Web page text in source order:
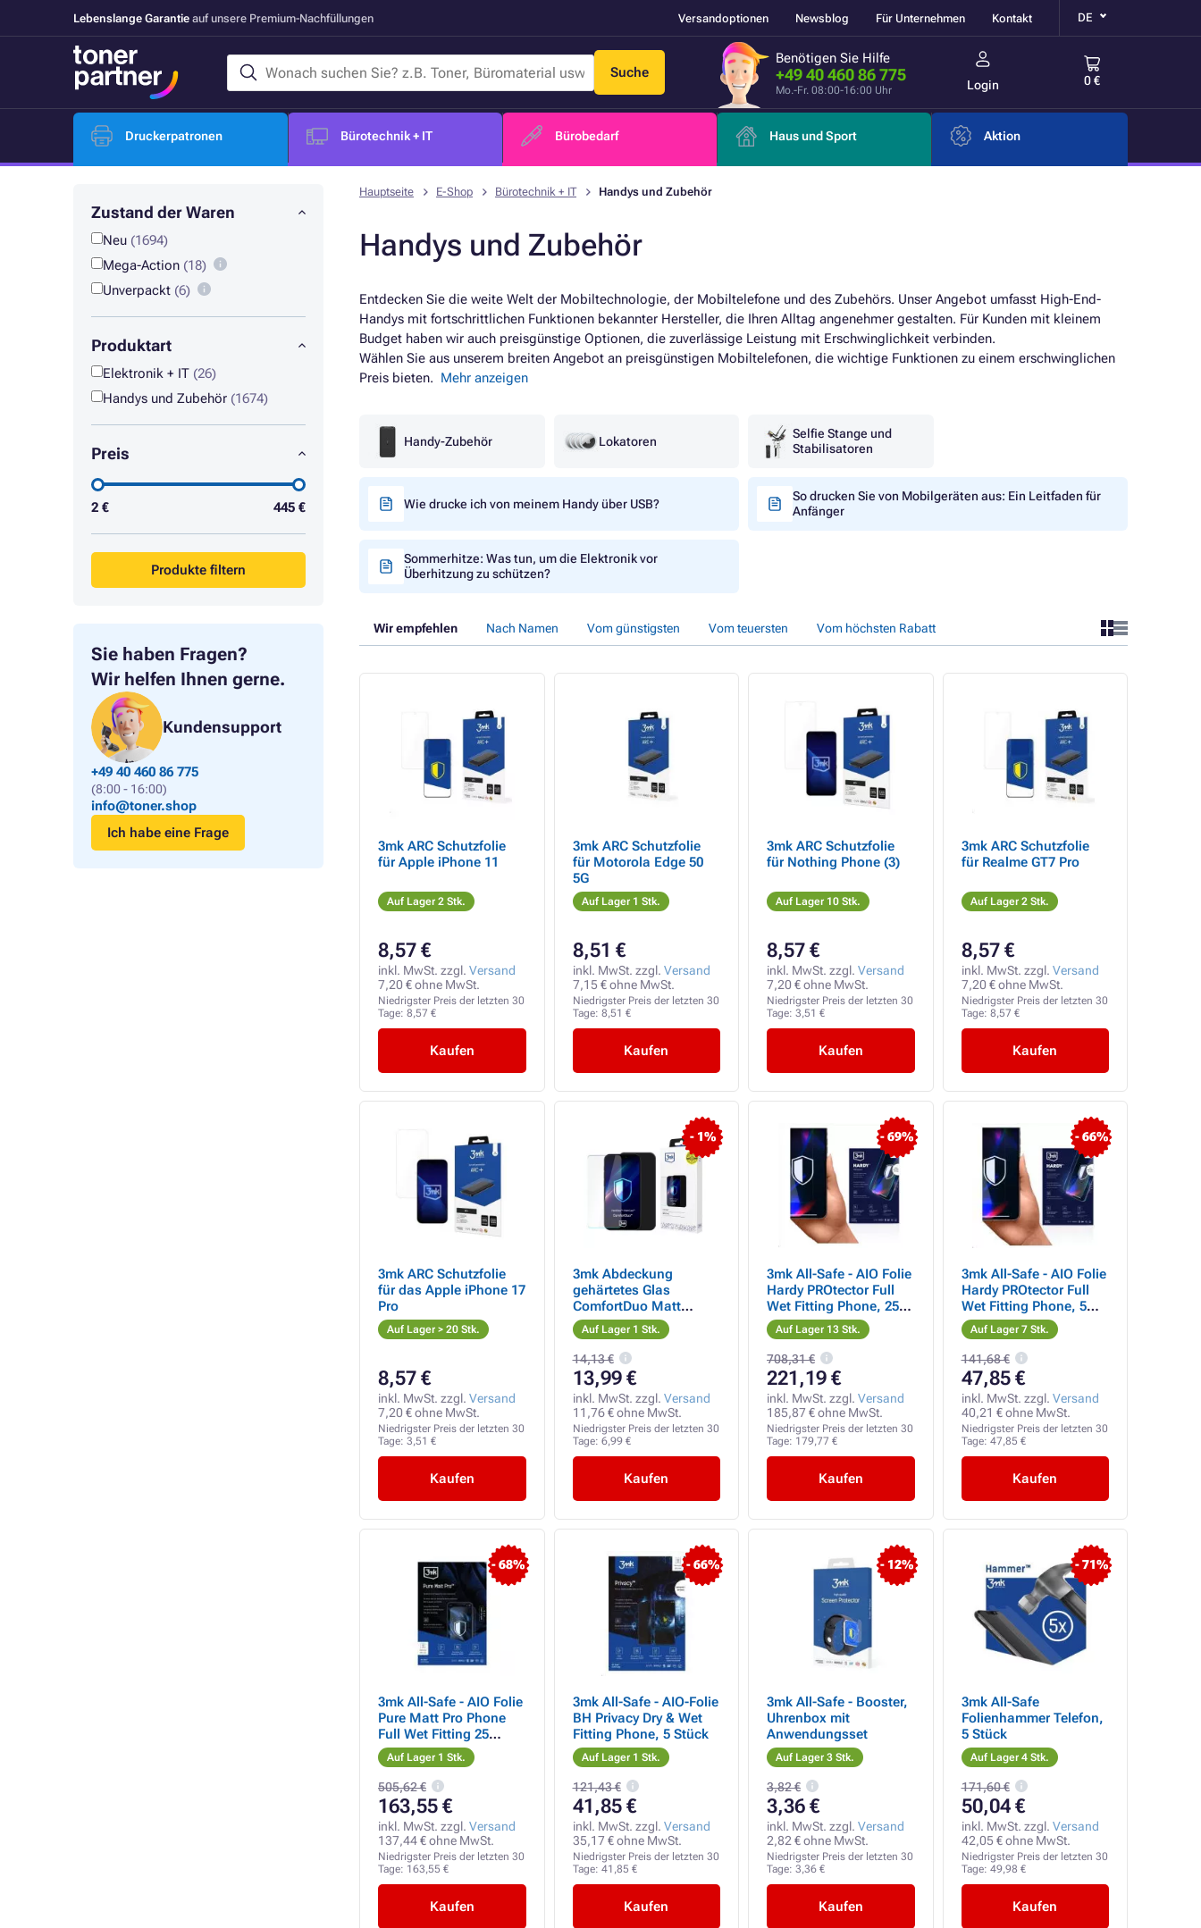
Lebenslange Garantie auf unsere Premium-Nachfüllungen Versandoptionen Newsblog Für Unternehmen Kontakt DE
Suche
Benötigen Sie Hilfe
+49 40 460 86 775
Mo.-Fr. 08:00-16:00 Uhr Login 0 €
Druckerpatronen Bürotechnik + IT Bürobedarf Haus und Sport Aktion
Zustand der Waren
Neu (1694)
Mega-Action (18)
Unverpackt (6)
Produktart
Elektronik + IT (26)
Handys und Zubehör (1674)
Preis
2 € 445 €
Produkte filtern
Sie haben Fragen?
Wir helfen Ihnen gerne.
Kundensupport
+49 40 460 86 775
(8:00 - 16:00)
info@toner.shop
Ich habe eine Frage
Hauptseite E-Shop Bürotechnik + IT Handys und Zubehör
Handys und Zubehör
Entdecken Sie die weite Welt der Mobiltechnologie, der Mobiltelefone und des Zubehörs. Unser Angebot umfasst High-End-
Handys mit fortschrittlichen Funktionen bekannter Hersteller, die Ihren Alltag angenehmer gestalten. Für Kunden mit kleinem
Budget haben wir auch preisgünstige Optionen, die zuverlässige Leistung mit Erschwinglichkeit verbinden.
Wählen Sie aus unserem breiten Angebot an preisgünstigen Mobiltelefonen, die wichtige Funktionen zu einem erschwinglichen
Preis bieten. Mehr anzeigen
Handy-Zubehör Lokatoren
Selfie Stange und
Stabilisatoren
Wie drucke ich von meinem Handy über USB?
So drucken Sie von Mobilgeräten aus: Ein Leitfaden für
Anfänger
Sommerhitze: Was tun, um die Elektronik vor
Überhitzung zu schützen?
Wir empfehlen Nach Namen Vom günstigsten Vom teuersten Vom höchsten Rabatt
3mk ARC Schutzfolie
für Apple iPhone 11
Auf Lager 2 Stk.
8,57 €
inkl. MwSt. zzgl. Versand
7,20 € ohne MwSt.
Niedrigster Preis der letzten 30
Tage: 8,57 €
Kaufen
3mk ARC Schutzfolie
für Motorola Edge 50
5G
Auf Lager 1 Stk.
8,51 €
inkl. MwSt. zzgl. Versand
7,15 € ohne MwSt.
Niedrigster Preis der letzten 30
Tage: 8,51 €
Kaufen
3mk ARC Schutzfolie
für Nothing Phone (3)
Auf Lager 10 Stk.
8,57 €
inkl. MwSt. zzgl. Versand
7,20 € ohne MwSt.
Niedrigster Preis der letzten 30
Tage: 3,51 €
Kaufen
3mk ARC Schutzfolie
für Realme GT7 Pro
Auf Lager 2 Stk.
8,57 €
inkl. MwSt. zzgl. Versand
7,20 € ohne MwSt.
Niedrigster Preis der letzten 30
Tage: 8,57 €
Kaufen
3mk ARC Schutzfolie
für das Apple iPhone 17
Pro
Auf Lager > 20 Stk.
8,57 €
inkl. MwSt. zzgl. Versand
7,20 € ohne MwSt.
Niedrigster Preis der letzten 30
Tage: 3,51 €
Kaufen
- 1%
3mk Abdeckung
gehärtetes Glas
ComfortDuo Matt
Schwarz für Google
Pixel 9A
Auf Lager 1 Stk.
14,13 €
13,99 €
inkl. MwSt. zzgl. Versand
11,76 € ohne MwSt.
Niedrigster Preis der letzten 30
Tage: 6,99 €
Kaufen
- 69%
3mk All-Safe - AIO Folie
Hardy PROtector Full
Wet Fitting Phone, 25
Stück
Auf Lager 13 Stk.
708,31 €
221,19 €
inkl. MwSt. zzgl. Versand
185,87 € ohne MwSt.
Niedrigster Preis der letzten 30
Tage: 179,77 €
Kaufen
- 66%
3mk All-Safe - AIO Folie
Hardy PROtector Full
Wet Fitting Phone, 5
Stück
Auf Lager 7 Stk.
141,68 €
47,85 €
inkl. MwSt. zzgl. Versand
40,21 € ohne MwSt.
Niedrigster Preis der letzten 30
Tage: 47,85 €
Kaufen
- 68%
3mk All-Safe - AIO Folie
Pure Matt Pro Phone
Full Wet Fitting 25
Stück
Auf Lager 1 Stk.
505,62 €
163,55 €
inkl. MwSt. zzgl. Versand
137,44 € ohne MwSt.
Niedrigster Preis der letzten 30
Tage: 163,55 €
Kaufen
- 66%
3mk All-Safe - AIO-Folie
BH Privacy Dry & Wet
Fitting Phone, 5 Stück
Auf Lager 1 Stk.
121,43 €
41,85 €
inkl. MwSt. zzgl. Versand
35,17 € ohne MwSt.
Niedrigster Preis der letzten 30
Tage: 41,85 €
Kaufen
- 12%
3mk All-Safe - Booster,
Uhrenbox mit
Anwendungsset
Auf Lager 3 Stk.
3,82 €
3,36 €
inkl. MwSt. zzgl. Versand
2,82 € ohne MwSt.
Niedrigster Preis der letzten 30
Tage: 3,36 €
Kaufen
- 71%
3mk All-Safe
Folienhammer Telefon,
5 Stück
Auf Lager 4 Stk.
171,60 €
50,04 €
inkl. MwSt. zzgl. Versand
42,05 € ohne MwSt.
Niedrigster Preis der letzten 30
Tage: 49,98 €
Kaufen